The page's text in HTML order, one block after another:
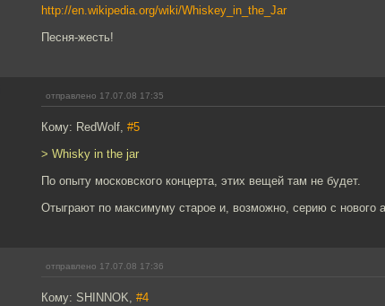
http://en.wikipedia.org/wiki/Whiskey_in_the_Jar
Песня-жесть!
отправлено 17.07.08 17:35
Кому: RedWolf, #5
> Whisky in the jar
По опыту московского концерта, этих вещей там не будет.
Отыграют по максимуму старое и, возможно, серию с нового
отправлено 17.07.08 17:36
Кому: SHINNOK, #4